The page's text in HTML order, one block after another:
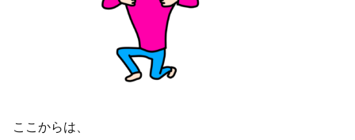
ここからは、